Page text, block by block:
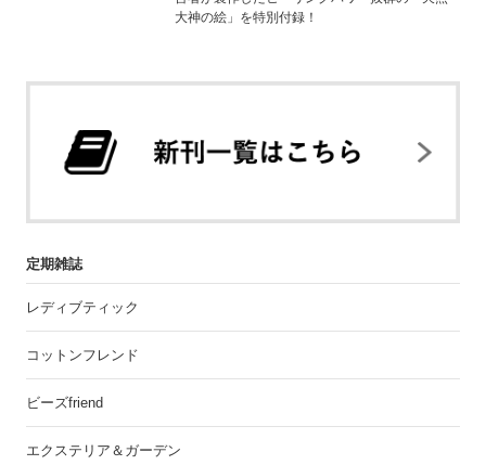
大神の絵」を特別付録！
定期雑誌
レディブティック
コットンフレンド
ビーズfriend
エクステリア＆ガーデン